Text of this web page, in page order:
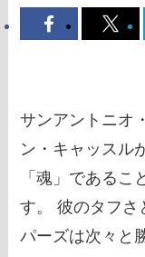
サンアントニオ
ン・キャッスル
「魂」である
す。 彼のタフさ
パーズは次々と